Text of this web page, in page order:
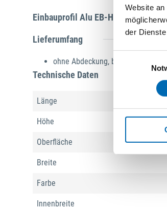
Website
der
Einbauprofil Alu EB-HOCH silber,
Lieferumfang
ohne Abdeckung, bitte extra
Technische Daten
Länge
Höhe
Oberfläche
Breite
Farbe
Innenbreite